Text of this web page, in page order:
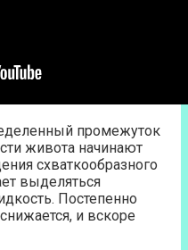
промежуток
живота начинают
схваткообразного
выделяться
Постепенно
и вскоре